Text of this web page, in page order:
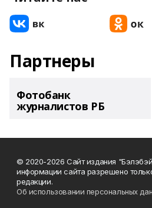
Партнеры
Фотобанк
журналистов РБ
© 2020-2026 Сайт издания
информации сайта разрешено
редакции.
Об использовании персональных